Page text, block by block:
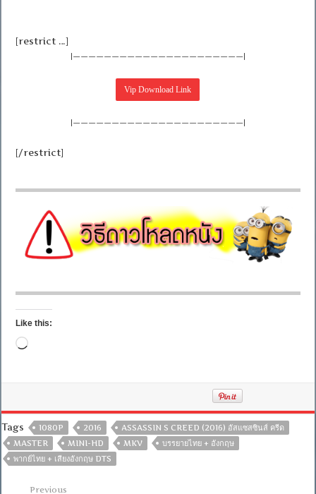
[restrict …]
|——————————————————————|
|——————————————————————|
[/restrict]
Like this:
Loading…
Tags 1080P 2016
ASSASSIN S CREED (2016) อัสแซสซินส์ ครีด
MASTER
MINI-HD MKV
บรรยายไทย + อังกฤษ
พากย์ไทย + เสียงอังกฤษ DTS
Previous